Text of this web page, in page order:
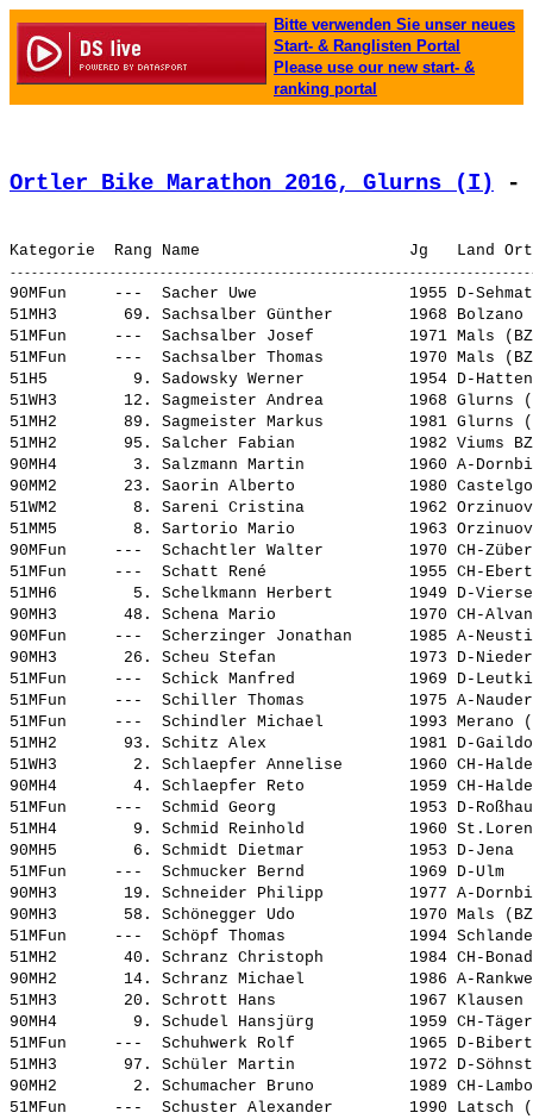
Bitte verwenden Sie unser neues
Start- & Ranglisten Portal
Please use our new start- &
ranking portal
Ortler Bike Marathon 2016, Glurns (I) -
90MFun     --- Sacher Uwe
1955 D-
51MH3       69. Sachsalber Günther
1968
51MFun     --- Sachsalber Josef
1971
51MFun     --- Sachsalber Thomas
1970
51H5         9. Sadowsky Werner
1954 D-
51WH3       12. Sagmeister Andrea
1968
51MH2       89. Sagmeister Markus
1981
51MH2       95. Salcher Fabian
1982
90MH4        3. Salzmann Martin
1960 A-
90MM2       23. Saorin Alberto
1980
51WM2        8. Sareni Cristina
1962
51MM5        8. Sartorio Mario
1963
90MFun     --- Schachtler Walter
1970 CH-
51MFun     --- Schatt René
1955 CH-
51MH6        5. Schelkmann Herbert
1949 D-
90MH3       48. Schena Mario
1970 CH-
90MFun     --- Scherzinger Jonathan
1985 A-
90MH3       26. Scheu Stefan
1973 D-
51MFun     --- Schick Manfred
1969 D-
51MFun     --- Schiller Thomas
1975 A-
51MFun     --- Schindler Michael
1993
51MH2       93. Schitz Alex
1981 D-
51WH3        2. Schlaepfer Annelise
1960 CH-
90MH4        4. Schlaepfer Reto
1959 CH-
51MFun     --- Schmid Georg
1953 D-
51MH4        9. Schmid Reinhold
1960
90MH5        6. Schmidt Dietmar
1953 D-
51MFun     --- Schmucker Bernd
1969 D-
90MH3       19. Schneider Philipp
1977 A-
90MH3       58. Schönegger Udo
1970
51MFun     --- Schöpf Thomas
1994
51MH2       40. Schranz Christoph
1984 CH-
90MH2       14. Schranz Michael
1986 A-
51MH3       20. Schrott Hans
1967
90MH4        9. Schudel Hansjürg
1959 CH-
51MFun     --- Schuhwerk Rolf
1965 D-
51MH3       97. Schüler Martin
1972 D-
90MH2        2. Schumacher Bruno
1989 CH-
51MFun     --- Schuster Alexander
1990